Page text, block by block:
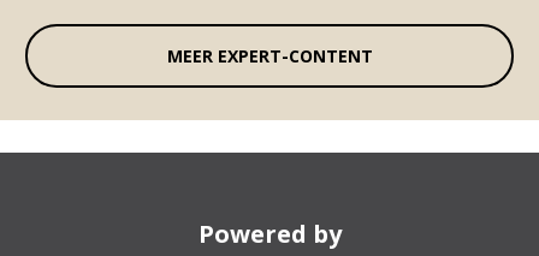
MEER EXPERT-CONTENT
Powered by